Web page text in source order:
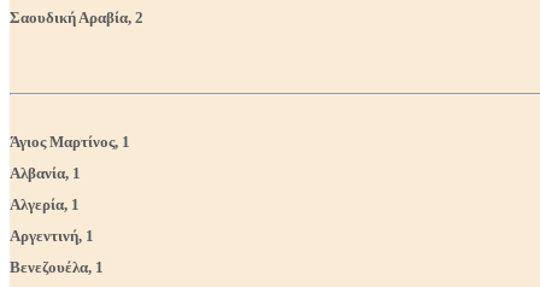
Σαουδική Αραβία, 2
Άγιος Μαρτίνος, 1
Αλβανία, 1
Αλγερία, 1
Αργεντινή, 1
Βενεζουέλα, 1